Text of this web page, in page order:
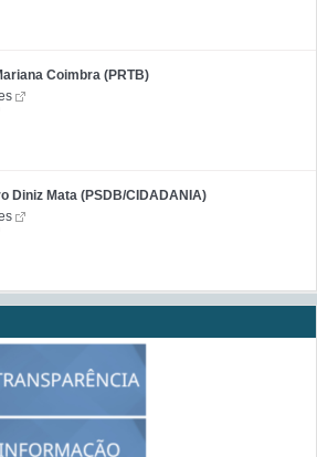
Coimbra (PRTB)
Diniz Mata (PSDB/CIDADANIA)